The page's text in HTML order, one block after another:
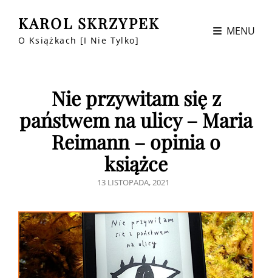
KAROL SKRZYPEK
O Książkach [i Nie Tylko]
MENU
Nie przywitam się z
państwem na ulicy – Maria
Reimann – opinia o
książce
POSTED
13 LISTOPADA, 2021